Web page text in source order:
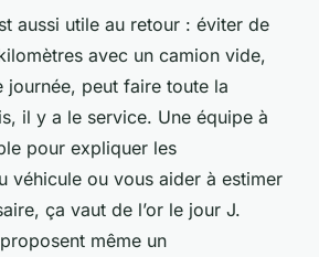
aussi utile au retour : éviter de
avec un camion vide,
journée, peut faire toute la
il y a le service. Une équipe à
pour expliquer les
véhicule ou vous aider à estimer
ça vaut de l’or le jour J.
même un